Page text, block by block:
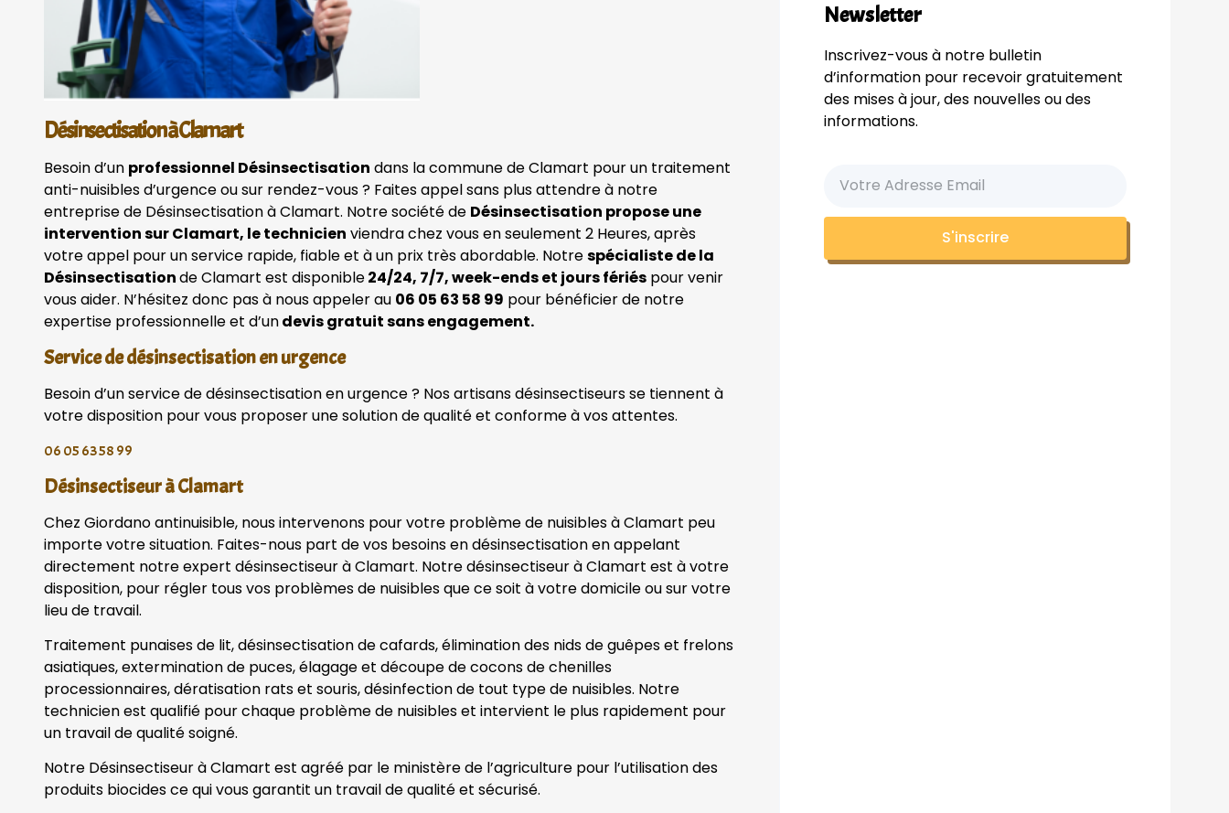
Désinsectisation à Clamart
Besoin d’un professionnel Désinsectisation dans la commune de Clamart pour un traitement
anti-nuisibles d’urgence ou sur rendez-vous ? Faites appel sans plus attendre à notre
entreprise de Désinsectisation à Clamart. Notre société de Désinsectisation propose une
intervention sur Clamart, le technicien viendra chez vous en seulement 2 Heures, après
votre appel pour un service rapide, fiable et à un prix très abordable. Notrespécialiste de la
Désinsectisationde Clamart est disponible24/24, 7/7, week-ends et jours fériés pour venir
vous aider. N’hésitez donc pas à nous appeler au 06 05 63 58 99 pour bénéficier de notre
expertise professionnelle et d’undevis gratuit sans engagement.
Service de désinsectisation en urgence
Besoin d’un service de désinsectisation en urgence ? Nos artisans désinsectiseurs se tiennent à
votre disposition pour vous proposer une solution de qualité et conforme à vos attentes.
06 05 63 58 99
Désinsectiseur à Clamart
Chez Giordano antinuisible, nous intervenons pour votre problème de nuisibles à Clamart peu
importe votre situation. Faites-nous part de vos besoins en désinsectisation en appelant
directement notre expert désinsectiseur à Clamart. Notre désinsectiseur à Clamart est à votre
disposition, pour régler tous vos problèmes de nuisibles que ce soit à votre domicile ou sur votre
lieu de travail.
Traitement punaises de lit, désinsectisation de cafards, élimination des nids de guêpes et frelons
asiatiques, extermination de puces, élagage et découpe de cocons de chenilles
processionnaires, dératisation rats et souris, désinfection de tout type de nuisibles. Notre
technicien est qualifié pour chaque problème de nuisibles et intervient le plus rapidement pour
un travail de qualité soigné.
Notre Désinsectiseur à Clamart est agréé par le ministère de l’agriculture pour l’utilisation des
produits biocides ce qui vous garantit un travail de qualité et sécurisé.
Newsletter
Inscrivez-vous à notre bulletin
d’information pour recevoir gratuitement
des mises à jour, des nouvelles ou des
informations.
S'inscrire